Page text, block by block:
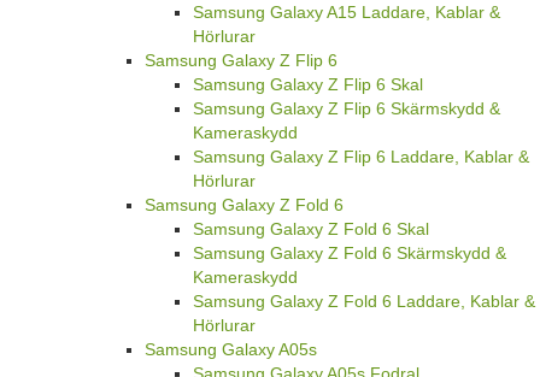
Samsung Galaxy A15 Laddare, Kablar &
Hörlurar
Samsung Galaxy Z Flip 6
Samsung Galaxy Z Flip 6 Skal
Samsung Galaxy Z Flip 6 Skärmskydd &
Kameraskydd
Samsung Galaxy Z Flip 6 Laddare, Kablar &
Hörlurar
Samsung Galaxy Z Fold 6
Samsung Galaxy Z Fold 6 Skal
Samsung Galaxy Z Fold 6 Skärmskydd &
Kameraskydd
Samsung Galaxy Z Fold 6 Laddare, Kablar &
Hörlurar
Samsung Galaxy A05s
Samsung Galaxy A05s Fodral